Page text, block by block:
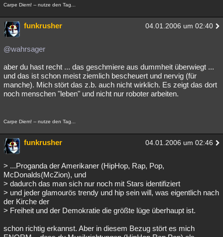
Carpe Diem! -- nutze den Tag...
funkrusher 04.01.2006 um 02:40
@wahrsager
aber du hast recht ... das geschmiere aus dummheit überwiegt ...
und das ist schon meist ziemlich bescheuert und nervig (für
manche). Mich stört das z.b. auch nicht wirklich. Es zeigt das dort
noch menschen "leben" und nicht nur roboter arbeiten.
Carpe Diem! -- nutze den Tag...
funkrusher 04.01.2006 um 02:46
> ...Proganda der Amerikaner (HipHop, Rap, Pop,
McDonalds(McZion), und
> dadurch das man sich nur noch mit Stars identifiziert
> und jeder glamourös trendy und hip sein will, was eigentlich nach
der Kirche der
> Freiheit und der Demokratie die größte lüge überhaupt ist.
schon richtig erkannst. Aber in diesem Bezug stört es mich